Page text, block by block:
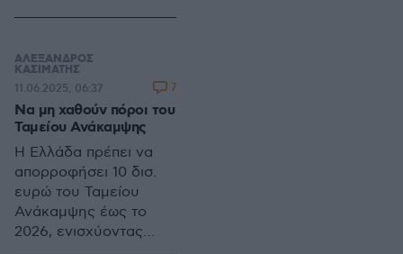
αφορά κυρίως δυο
σημεία
ΑΛΕΞΑΝΔΡΟΣ
ΚΑΣΙΜΑΤΗΣ
Να μη χαθούν πόροι του
Ταμείου Ανάκαμψης
Η Ελλάδα πρέπει να
απορροφήσει 10 δισ.
ευρώ του Ταμείου
Ανάκαμψης έως το
2026, ενισχύοντας
11.06.2025, 06:37 7